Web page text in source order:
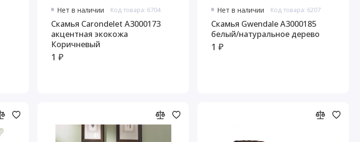
Нет в наличии Код товара: 6704
Скамья Carondelet A3000173
акцентная экокожа
Коричневый
1 ₽
Нет в наличии Код товара: 6207
Скамья Gwendale A3000185
белый/натуральное дерево
1 ₽